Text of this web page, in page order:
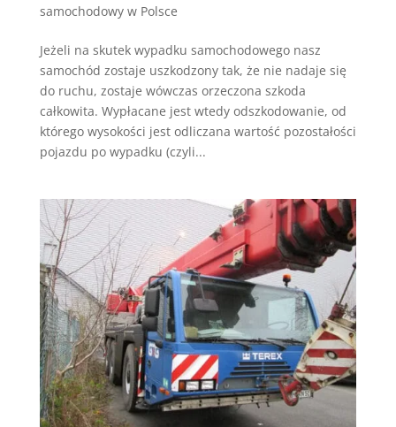
samochodowy w Polsce
Jeżeli na skutek wypadku samochodowego nasz
samochód zostaje uszkodzony tak, że nie nadaje się
do ruchu, zostaje wówczas orzeczona szkoda
całkowita. Wypłacane jest wtedy odszkodowanie, od
którego wysokości jest odliczana wartość pozostałości
pojazdu po wypadku (czyli...